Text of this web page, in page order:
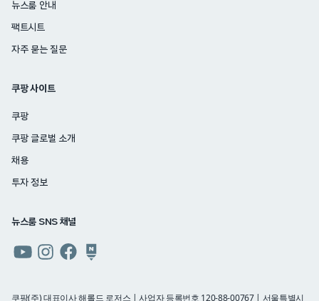
뉴스룸 안내
팩트시트
자주 묻는 질문
쿠팡 사이트
쿠팡
쿠팡 글로벌 소개
채용
투자 정보
뉴스룸 SNS 채널
유튜브인스타그램
페이스북네이버
쿠팡(주) 대표이사 해롤드 로저스 | 사업자 등록번호 120-88-00767 | 서울특별시